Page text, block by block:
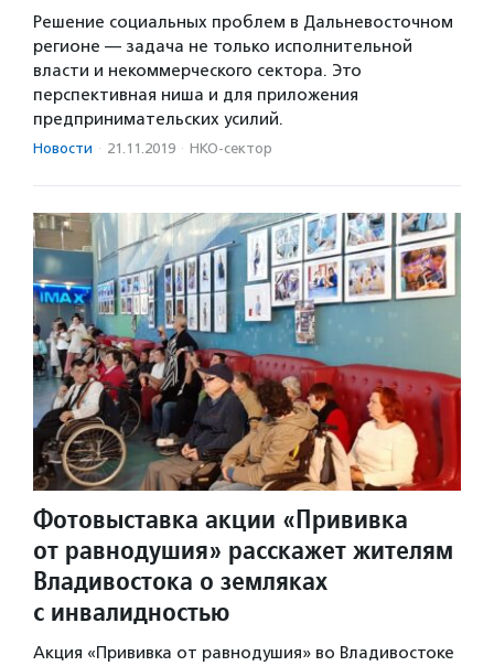
Решение социальных проблем в Дальневосточном
регионе — задача не только исполнительной
власти и некоммерческого сектора. Это
перспективная ниша и для приложения
предпринимательских усилий.
Новости · 21.11.2019 · НКО-сектор
Фотовыставка акции «Прививка
от равнодушия» расскажет жителям
Владивостока о земляках
с инвалидностью
Акция «Прививка от равнодушия» во Владивостоке